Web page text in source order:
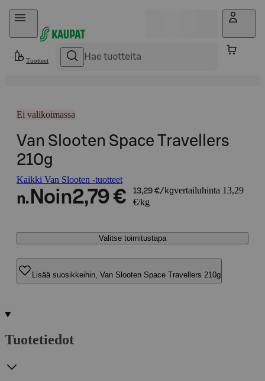
Hyppää sisältöön
Tuotteet
Ei valikoimassa
Van Slooten Space Travellers
210g
Kaikki Van Slooten -tuotteet
n. Noin2,79 € 13,29 €/kgvertailuhinta 13,29
€/kg
Valitse toimitustapa
Lisää suosikkeihin, Van Slooten Space Travellers 210g
Tuotetiedot